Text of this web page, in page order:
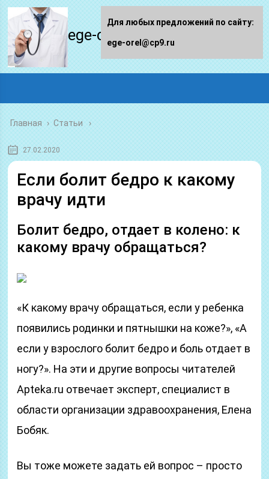
ege-orel.ru
Главная › Статьи
27.02.2020
Если болит бедро к какому
врачу идти
Болит бедро, отдает в колено: к
какому врачу обращаться?
«К какому врачу обращаться, если у ребенка
появились родинки и пятнышки на коже?», «А
если у взрослого болит бедро и боль отдает в
ногу?». На эти и другие вопросы читателей
Apteka.ru отвечает эксперт, специалист в
области организации здравоохранения, Елена
Бобяк.
Вы тоже можете задать ей вопрос – просто
Для любых предложений по сайту:
ege-orel@cp9.ru